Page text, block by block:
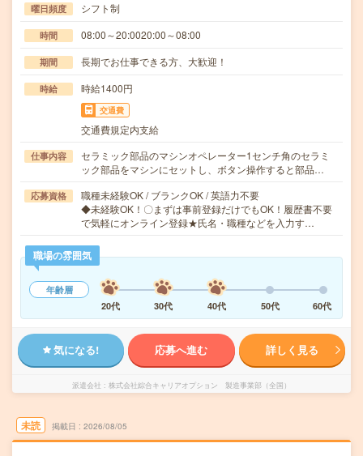
曜日頻度 シフト制
時間 08:00～20:0020:00～08:00
期間 長期でお仕事できる方、大歓迎！
時給 時給1400円
交通費
交通費規定内支給
仕事内容
セラミック部品のマシンオペレーター1センチ角のセラミ
ック部品をマシンにセットし、ボタン操作すると部品…
応募資格
職種未経験OK / ブランクOK / 英語力不要
◆未経験OK！〇まずは事前登録だけでもOK！履歴書不要
で気軽にオンライン登録★氏名・職種などを入力す…
職場の雰囲気
年齢層
20代
30代 40代 50代 60代
気になる! 応募へ進む 詳しく見る
派遣会社 株式会社綜合キャリアオプション 製造事業部（全国）
未読 掲載日 2026/08/05